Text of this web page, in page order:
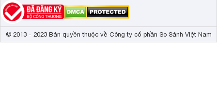
© 2013 - 2023 Bản quyền thuộc về Công ty cổ phần So Sánh Việt Nam